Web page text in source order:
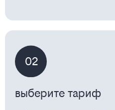
02
выберите тариф